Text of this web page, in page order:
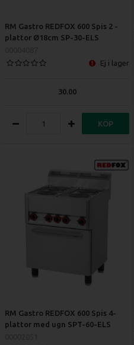
RM Gastro REDFOX 600 Spis 2 -
plattor Ø18cm SP-30-ELS
Ej i lager
30.00
KÖP
RM Gastro REDFOX 600 Spis 4-
plattor med ugn SPT-60-ELS